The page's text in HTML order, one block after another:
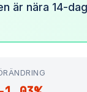
är nära 14-